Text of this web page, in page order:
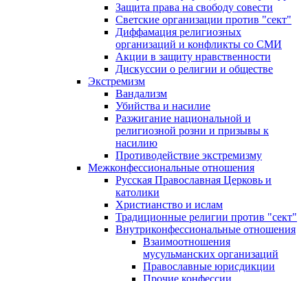
Защита права на свободу совести
Светские организации против "сект"
Диффамация религиозных
организаций и конфликты со СМИ
Акции в защиту нравственности
Дискуссии о религии и обществе
Экстремизм
Вандализм
Убийства и насилие
Разжигание национальной и
религиозной розни и призывы к
насилию
Противодействие экстремизму
Межконфессиональные отношения
Русская Православная Церковь и
католики
Христианство и ислам
Традиционные религии против "сект"
Внутриконфессиональные отношения
Взаимоотношения
мусульманских организаций
Православные юрисдикции
Прочие конфессии